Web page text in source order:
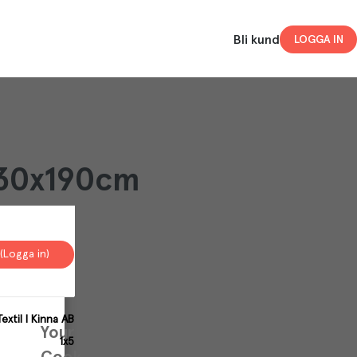
Bli kund LOGGA IN
in)
I Kinna AB
1x5
Your